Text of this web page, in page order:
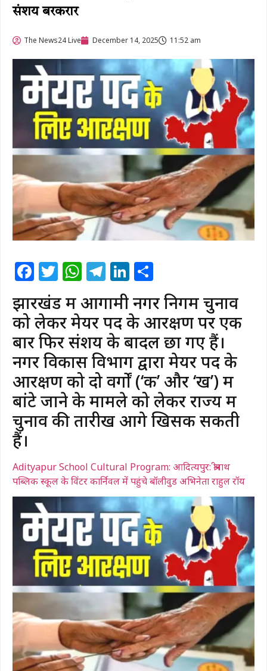
संशय बरकरार
The News24 Live December 14, 2025 11:52 am
Facebook
Twitter
WhatsApp
Telegram
LinkedIn
​झारखंड में आगामी नगर निगम चुनाव
को लेकर मेयर पद के आरक्षण पर एक
बार फिर संशय के बादल छा गए हैं।
नगर विकास विभाग द्वारा मेयर पद के
आरक्षण को दो वर्गों (‘क’ और ‘ख’) में
बांटे जाने के मामले को लेकर राज्य में
चुनाव की तारीखें आगे खिसक सकती
हैं।
Adityapur School Cultural Program: आदित्यपुर: श्रीनाथ
पब्लिक स्कूल के विंटर कार्निवल में पहुंचे बॉलीवुड अभिनेता राहुल रॉय